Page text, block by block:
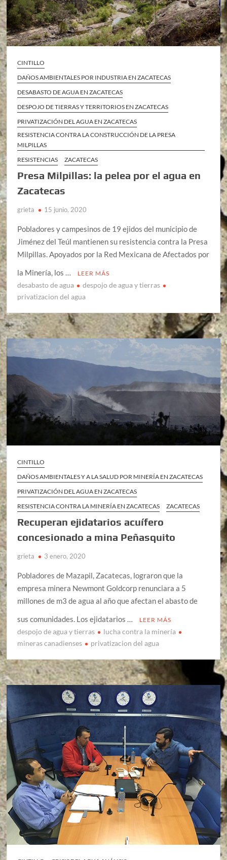
CINTILLO
DAÑOS AMBIENTALES POR INDUSTRIA EN ZACATECAS
DESABASTO DE AGUA EN ZACATECAS
DESPOJO DE TIERRAS Y TERRITORIOS EN ZACATECAS
PRIVATIZACIÓN DEL AGUA EN ZACATECAS
RESISTENCIA CONTRA LA CONSTRUCCIÓN DE LA PRESA
MILPILLAS
RESISTENCIAS
ZACATECAS
Presa Milpillas: la pelea por el agua en
Zacatecas
grieta 15 junio, 2020
Pobladores y campesinos de 19 ejidos del municipio de
Jiménez del Teúl mantienen su resistencia contra la Presa
Milpillas. Apoyados por la Red Mexicana de Afectados por
la Minería, los …
LEER MÁS
desabasto de agua
despojo de agua y tierras
privatizacion del agua
CINTILLO
DAÑOS AMBIENTALES Y A LA SALUD POR MINERÍA EN ZACATECAS
PRIVATIZACIÓN DEL AGUA EN ZACATECAS
RESISTENCIA CONTRA LA MINERÍA EN ZACATECAS
ZACATECAS
Recuperan ejidatarios acuífero
concesionado a mina Peñasquito
grieta 3 enero, 2020
Pobladores de Mazapil, Zacatecas, lograron que la
empresa minera Newmont Goldcorp renunciara a 5
millones de m3 de agua al año que afectan el abasto de
sus comunidades. Los ejidatarios …
LEER MÁS
despojo de agua y tierras
lucha contra la minería
mineras canadienses
privatizacion del agua